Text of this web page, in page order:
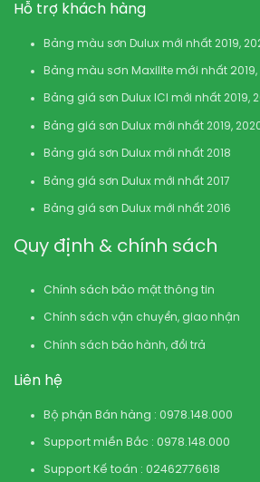
Hỗ trợ khách hàng
Bảng màu sơn Dulux mới nhất 2019,
Bảng màu sơn Maxilite mới nhất 2019,
Bảng giá sơn Dulux ICI mới nhất 2019,
Bảng giá sơn Dulux mới nhất 2019,
Bảng giá sơn Dulux mới nhất 2018
Bảng giá sơn Dulux mới nhất 2017
Bảng giá sơn Dulux mới nhất 2016
Quy định & chính sách
Chính sách bảo mật thông tin
Chính sách vận chuyển, giao nhận
Chính sách bảo hành, đổi trả
Liên hệ
Bộ phận Bán hàng : 0978.148.000
Support miền Bắc : 0978.148.000
Support Kế toán : 02462776618